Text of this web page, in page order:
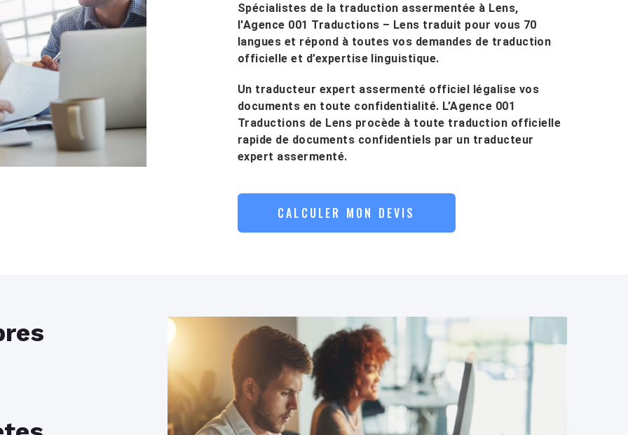
Spécialistes de la traduction assermentée à Lens,
l'Agence 001 Traductions – Lens traduit pour vous 70
langues et répond à toutes vos demandes de traduction
officielle et d’expertise linguistique.
Un traducteur expert assermenté officiel légalise vos
documents en toute confidentialité. L’Agence 001
Traductions de Lens procède à toute traduction officielle
rapide de documents confidentiels par un traducteur
expert assermenté.
CALCULER MON DEVIS